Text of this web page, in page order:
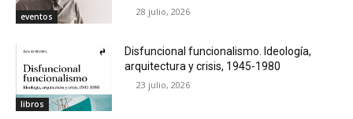
eventos 28 julio, 2026
libros
Disfuncional funcionalismo. Ideología,
arquitectura y crisis, 1945-1980
23 julio, 2026